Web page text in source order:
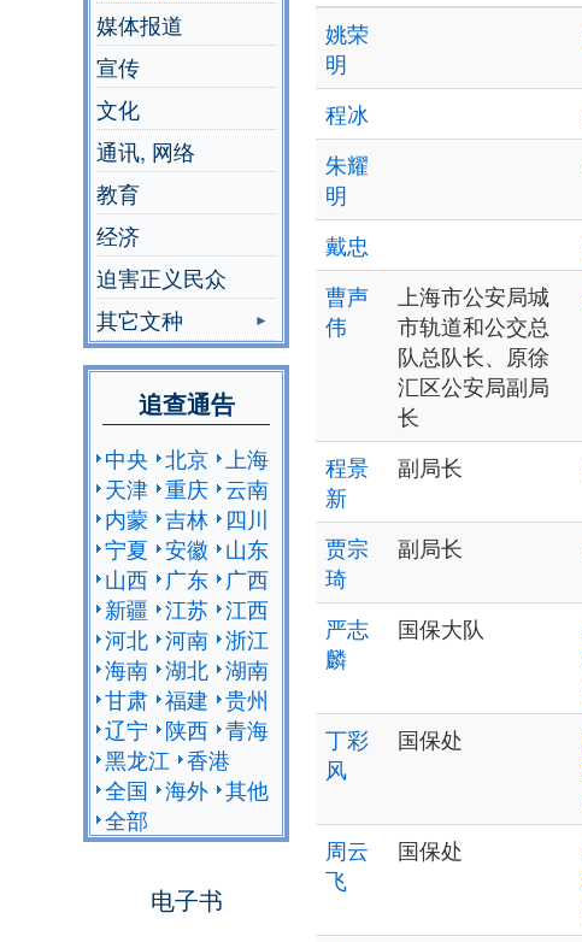
媒体报道
宣传
文化
通讯, 网络
教育
经济
迫害正义民众
其它文种
追查通告
中央 北京 上海
天津 重庆 云南
内蒙 吉林
四川
宁夏 安徽
山东
山西
广东
广西
新疆 江苏 江西
河北 河南 浙江
海南 湖北 湖南
甘肃 福建 贵州
辽宁
陕西 青海
黑龙江 香港
全国 海外 其他
全部
电子书
姚荣
明
程冰
朱耀
明
戴忠
曹声
伟
上海市公安局城
市轨道和公交总
队总队长、原徐
汇区公安局副局
长
程景
新
副局长
贾宗
琦
副局长
严志
麟
国保大队
丁彩
风
国保处
周云
飞
国保处